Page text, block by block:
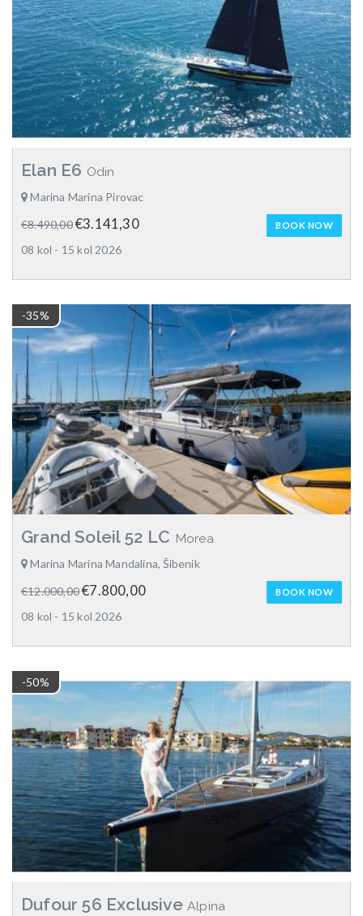
Elan E6 Odin
Marina Marina Pirovac
BOOK NOW
€8.490,00€3.141,30
08 kol - 15 kol 2026
-35%
Grand Soleil 52 LC Morea
Marina Marina Mandalina, Šibenik
BOOK NOW
€12.000,00€7.800,00
08 kol - 15 kol 2026
-50%
Dufour 56 Exclusive Alpina